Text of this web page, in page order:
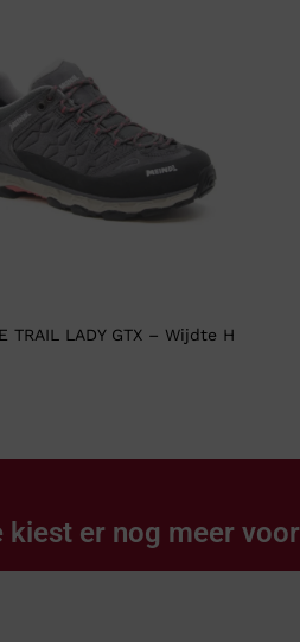
TRAIL LADY GTX – Wijdte H
kiest er nog meer voor